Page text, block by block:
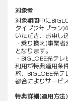
対象者
対象期間中に
タイプ(2年プラン)
いただき、お申し
・乗り換え(事業
となります。
・BIGLOBE光テ
利用が特典適用条
約、BIGLOBE光
都合によりサービ
特典詳細(適用方法)